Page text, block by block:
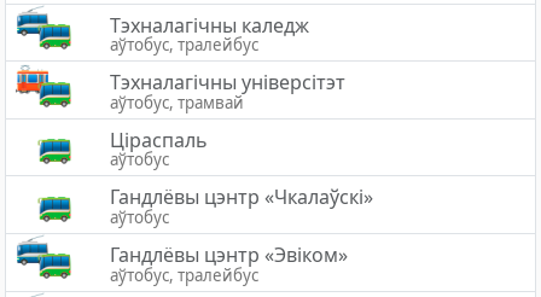
Тэхналагічны каледж
аўтобус, тралейбус
Тэхналагічны універсітэт
аўтобус, трамвай
Ціраспаль
аўтобус
Гандлёвы цэнтр «Чкалаўскі»
аўтобус
Гандлёвы цэнтр «Эвiком»
аўтобус, тралейбус